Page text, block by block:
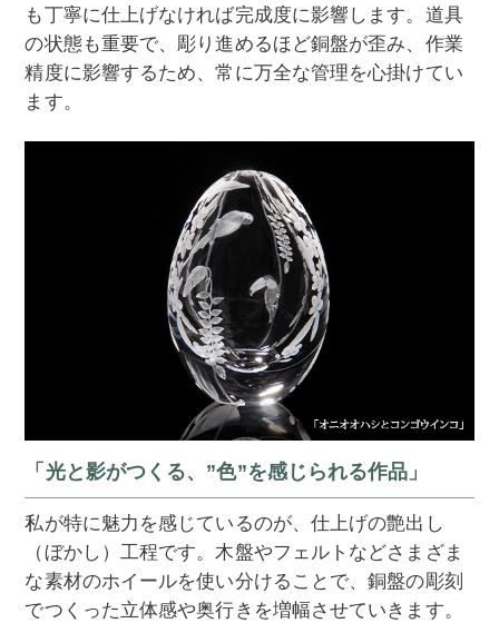
も丁寧に仕上げなければ完成度に影響します。道具
の状態も重要で、彫り進めるほど銅盤が歪み、作業
精度に影響するため、常に万全な管理を心掛けてい
ます。
「光と影がつくる、”色”を感じられる作品」
私が特に魅力を感じているのが、仕上げの艶出し
（ぼかし）工程です。木盤やフェルトなどさまざま
な素材のホイールを使い分けることで、銅盤の彫刻
でつくった立体感や奥行きを増幅させていきます。